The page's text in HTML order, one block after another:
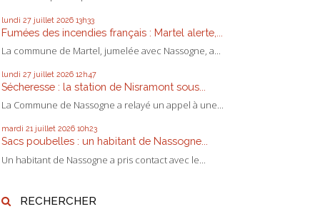
lundi 27 juillet 2026 13h33
Fumées des incendies français : Martel alerte,...
La commune de Martel, jumelée avec Nassogne, a...
lundi 27 juillet 2026 12h47
Sécheresse : la station de Nisramont sous...
La Commune de Nassogne a relayé un appel à une...
mardi 21 juillet 2026 10h23
Sacs poubelles : un habitant de Nassogne...
Un habitant de Nassogne a pris contact avec le...
RECHERCHER